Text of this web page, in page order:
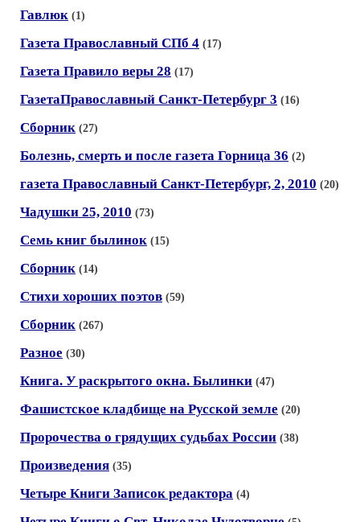
Гавлюк (1)
Газета Православный СПб 4 (17)
Газета Правило веры 28 (17)
ГазетаПравославный Санкт-Петербург 3 (16)
Сборник (27)
Болезнь, смерть и после газета Горница 36 (2)
газета Православный Санкт-Петербург, 2, 2010 (20)
Чадушки 25, 2010 (73)
Семь книг былинок (15)
Сборник (14)
Стихи хороших поэтов (59)
Сборник (267)
Разное (30)
Книга. У раскрытого окна. Былинки (47)
Фашистское кладбище на Русской земле (20)
Пророчества о грядущих судьбах России (38)
Произведения (35)
Четыре Книги Записок редактора (4)